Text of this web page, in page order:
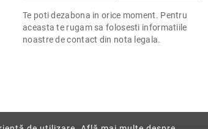
Te poti dezabona in orice moment. Pentru
aceasta te rugam sa folosesti informatiile
noastre de contact din nota legala.